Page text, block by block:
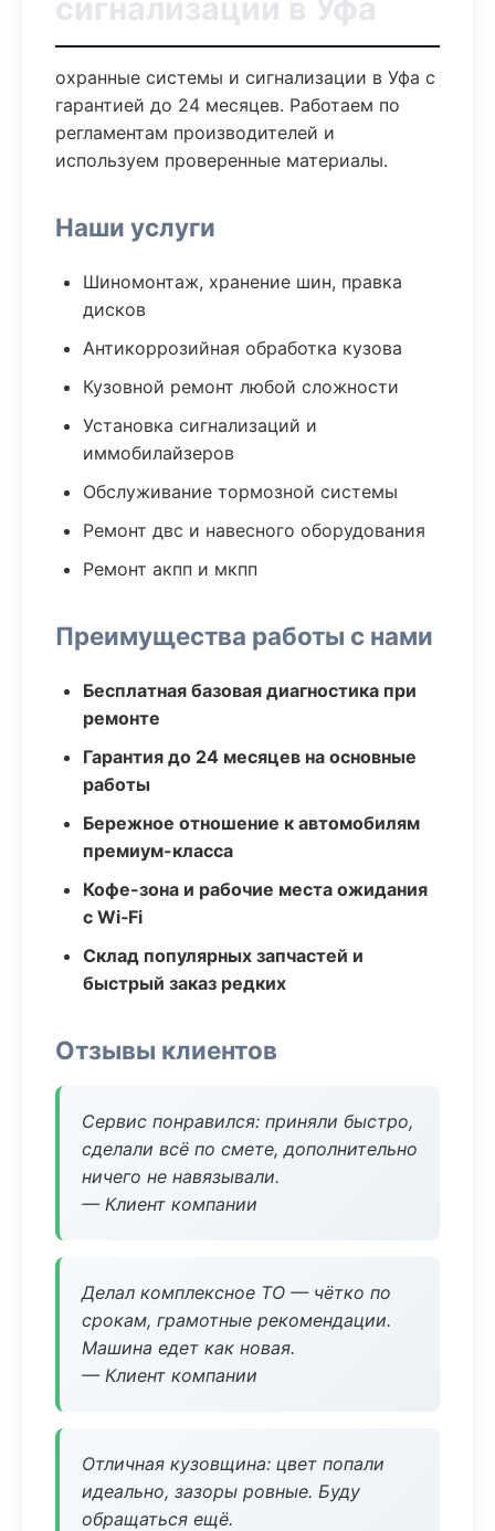
сигнализации в Уфа
охранные системы и сигнализации в Уфа с
гарантией до 24 месяцев. Работаем по
регламентам производителей и
используем проверенные материалы.
Наши услуги
Шиномонтаж, хранение шин, правка
дисков
Антикоррозийная обработка кузова
Кузовной ремонт любой сложности
Установка сигнализаций и
иммобилайзеров
Обслуживание тормозной системы
Ремонт двс и навесного оборудования
Ремонт акпп и мкпп
Преимущества работы с нами
Бесплатная базовая диагностика при
ремонте
Гарантия до 24 месяцев на основные
работы
Бережное отношение к автомобилям
премиум-класса
Кофе-зона и рабочие места ожидания
с Wi‑Fi
Склад популярных запчастей и
быстрый заказ редких
Отзывы клиентов
Сервис понравился: приняли быстро,
сделали всё по смете, дополнительно
ничего не навязывали.
— Клиент компании
Делал комплексное ТО — чётко по
срокам, грамотные рекомендации.
Машина едет как новая.
— Клиент компании
Отличная кузовщина: цвет попали
идеально, зазоры ровные. Буду
обращаться ещё.